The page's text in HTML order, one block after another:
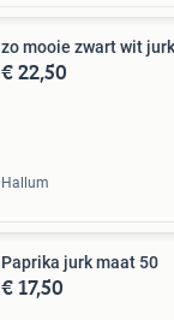
zo mooie zwart wit
€ 22,50
Hallum
Paprika jurk maat 50
€ 17,50